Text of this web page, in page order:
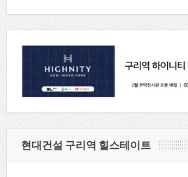
현대건설 구리역 힐스테이트